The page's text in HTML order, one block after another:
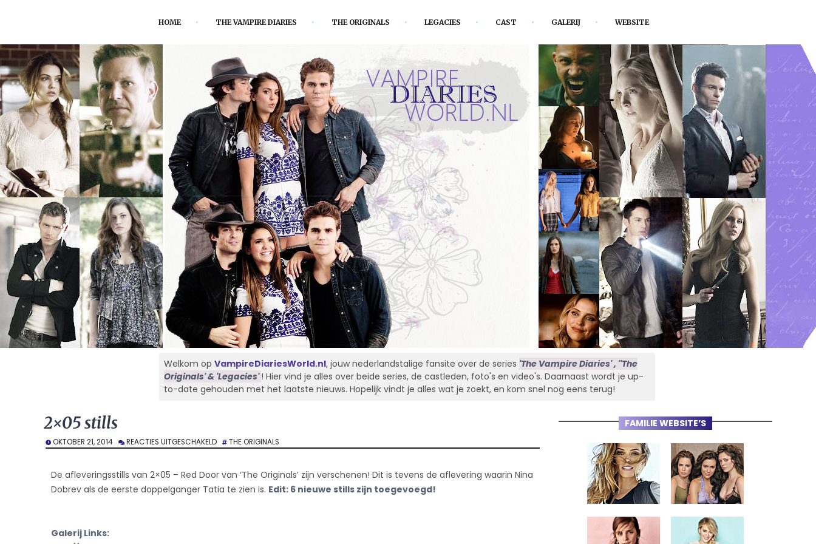
HOME THE VAMPIRE DIARIES THE ORIGINALS LEGACIES CAST GALERIJ WEBSITE
Welkom op VampireDiariesWorld.nl, jouw nederlandstalige fansite over de series 'The Vampire Diaries' , ''The
Originals' & 'Legacies'! Hier vind je alles over beide series, de castleden, foto's en video's. Daarnaast wordt je up-
to-date gehouden met het laatste nieuws. Hopelijk vindt je alles wat je zoekt, en kom snel nog eens terug!
FAMILIE WEBSITE’S
2×05 stills
OKTOBER 21, 2014 REACTIES UITGESCHAKELDVOOR
2×05
THE ORIGINALS
De afleveringsstills van 2×05 – Red Door van ‘The Originals’ zijn verschenen! Dit is tevens de aflevering waarin Nina
Dobrev als de eerste doppelganger Tatia te zien is. Edit: 6 nieuwe stills zijn toegevoegd!
Galerij Links: